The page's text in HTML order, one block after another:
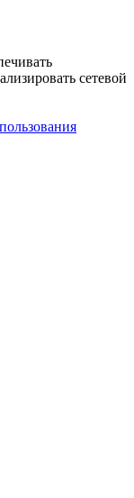
сетевой